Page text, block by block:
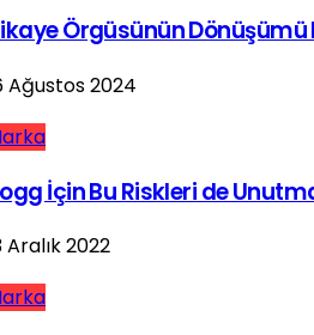
Örgüsünün Dönüşümü
Ağustos 2024
İçin Bu Riskleri de
Aralık 2022